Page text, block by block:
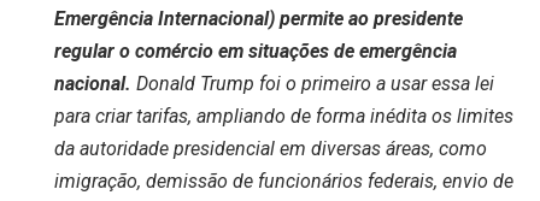
Emergência Internacional) permite ao presidente
regular o comércio em situações de emergência
nacional. Donald Trump foi o primeiro a usar essa lei
para criar tarifas, ampliando de forma inédita os limites
da autoridade presidencial em diversas áreas, como
imigração, demissão de funcionários federais, envio de